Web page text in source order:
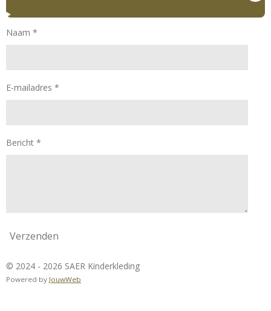
Naam *
E-mailadres *
Bericht *
Verzenden
© 2024 - 2026 SAER Kinderkleding
Powered by JouwWeb